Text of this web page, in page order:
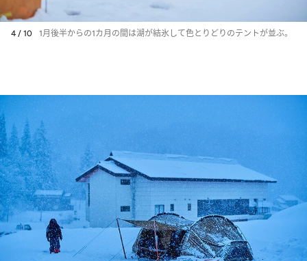
4 / 10 1月後半からの1カ月の間は湖が結氷して色とりどりのテントが並ぶ。